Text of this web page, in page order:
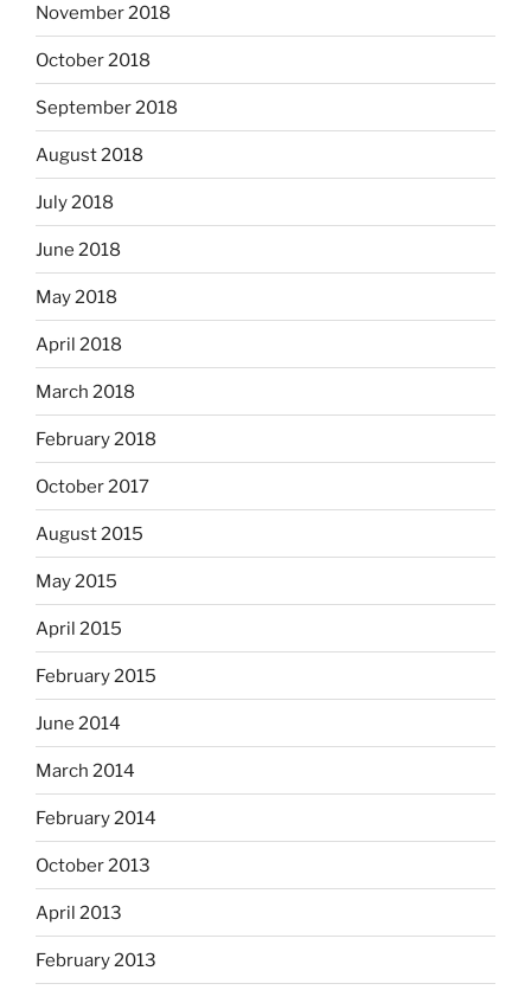
November 2018
October 2018
September 2018
August 2018
July 2018
June 2018
May 2018
April 2018
March 2018
February 2018
October 2017
August 2015
May 2015
April 2015
February 2015
June 2014
March 2014
February 2014
October 2013
April 2013
February 2013